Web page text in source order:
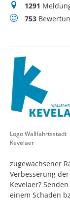
Meldungen
1291
Bewertungen
753
Logo Wallfahrtsstadt
Kevelaer
zugewachsener
Verbesserung
Kevelaer?
einem Schaden